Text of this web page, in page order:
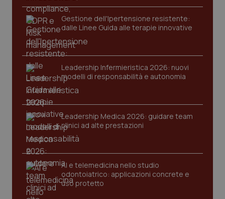
Gestione dell'Ipertensione resistente:
dalle Linee Guida alle terapie innovative
Leadership Infermieristica 2026: nuovi
modelli di responsabilità e autonomia
Leadership Medica 2026: guidare team
clinici ad alte prestazioni
AI e telemedicina nello studio
odontoiatrico: applicazioni concrete e
uso protetto
tracking-sites-ironfish-
tracking-enable
tracking-sites-ironfish-